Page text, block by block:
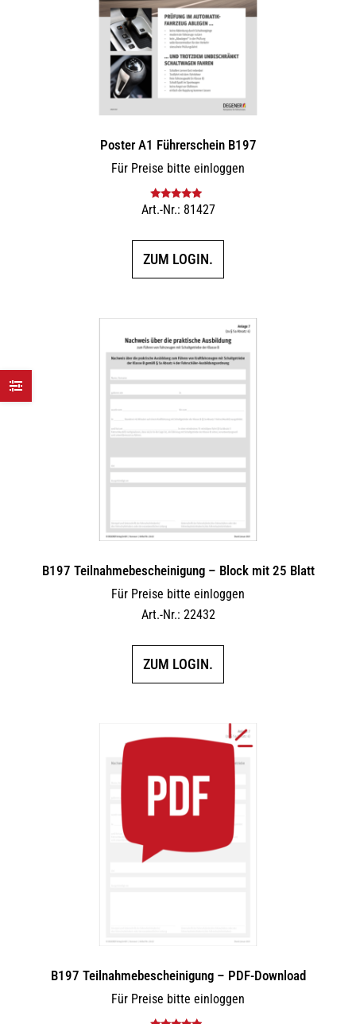
Poster A1 Führerschein B197
Für Preise bitte einloggen
Bewertet mit
Art.-Nr.: 81427
ZUM LOGIN.
B197 Teilnahmebescheinigung – Block mit 25 Blatt
Für Preise bitte einloggen
Art.-Nr.: 22432
ZUM LOGIN.
B197 Teilnahmebescheinigung – PDF-Download
Für Preise bitte einloggen